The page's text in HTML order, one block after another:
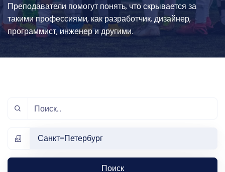
Преподаватели помогут понять, что скрывается за
такими профессиями, как разработчик, дизайнер,
программист, инженер и другими.
Санкт-Петербург
Поиск